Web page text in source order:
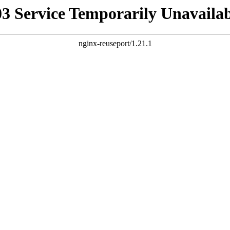
Service Temporarily
nginx-reuseport/1.21.1